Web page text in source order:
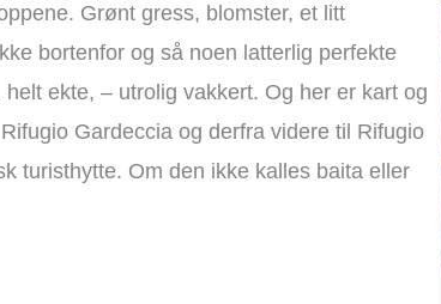
Grønt gress, blomster, et litt
bortenfor og så noen latterlig perfekte
ekte, – utrolig vakkert. Og her er kart og
Gardeccia og derfra videre til Rifugio
turisthytte. Om den ikke kalles baita eller